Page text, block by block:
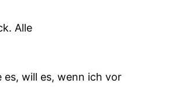
Alle
will es, wenn ich vor